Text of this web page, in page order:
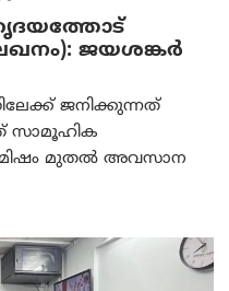
ജയശങ്കര്‍
ജനിക്കുന്നത്
സാമൂഹിക
മുതൽ അവസാന